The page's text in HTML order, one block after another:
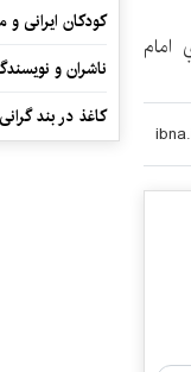
در مصلاي امام
کودکان ایرانی
ناشران و
کاغذ در بند گرانی